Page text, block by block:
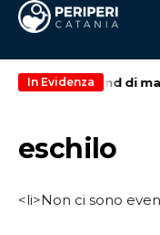
In Evidenzaweekend di
eschilo
<li>Non ci sono